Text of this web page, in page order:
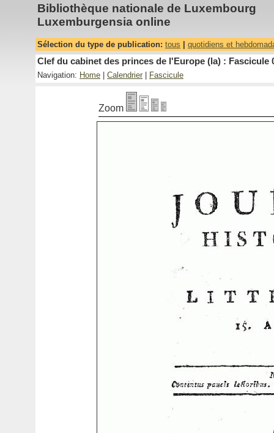
Bibliothèque nationale de Luxembourg
Luxemburgensia online
Sélection du type de publication: tous quotidiens et
Clef du cabinet des princes de l'Europe (la) : Fascicule
Navigation: Home Calendrier Fascicule
Zoom